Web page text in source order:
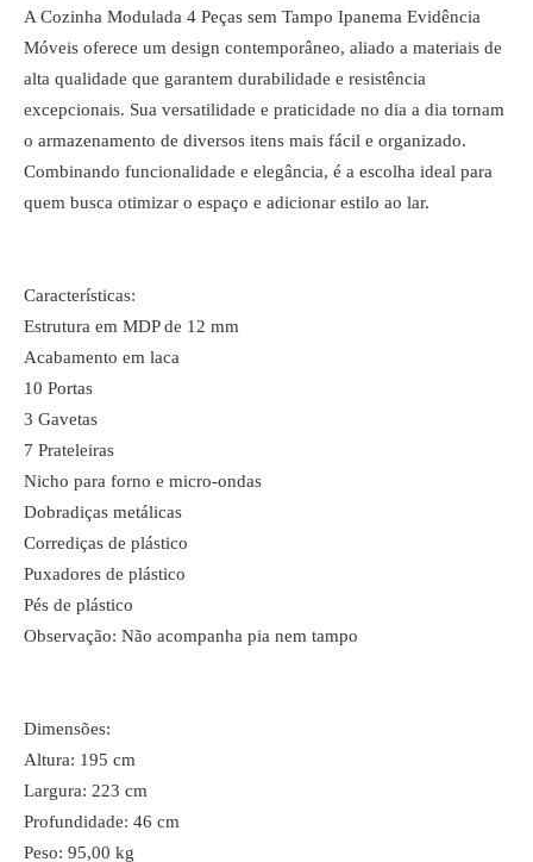
A Cozinha Modulada 4 Peças sem Tampo Ipanema Evidência
Móveis oferece um design contemporâneo, aliado a materiais de
alta qualidade que garantem durabilidade e resistência
excepcionais. Sua versatilidade e praticidade no dia a dia tornam
o armazenamento de diversos itens mais fácil e organizado.
Combinando funcionalidade e elegância, é a escolha ideal para
quem busca otimizar o espaço e adicionar estilo ao lar.
Características:
Estrutura em MDP de 12 mm
Acabamento em laca
10 Portas
3 Gavetas
7 Prateleiras
Nicho para forno e micro-ondas
Dobradiças metálicas
Corrediças de plástico
Puxadores de plástico
Pés de plástico
Observação: Não acompanha pia nem tampo
Dimensões:
Altura: 195 cm
Largura: 223 cm
Profundidade: 46 cm
Peso: 95,00 kg